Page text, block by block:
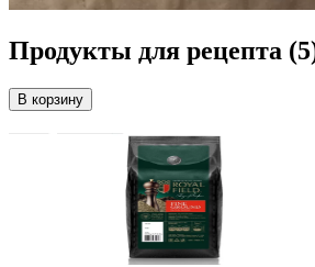
Продукты для рецепта
В корзину